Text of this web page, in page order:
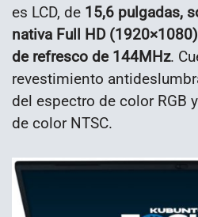
es LCD, de 15,6 pulgadas,
nativa Full HD
de refresco de 144MHz.
revestimiento
del espectro de color RGB
de color NTSC.